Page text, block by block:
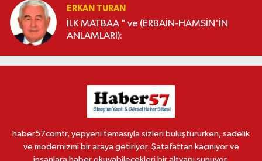
ERKAN TURAN
İLK MATBAA " ve (ERBAİN-HAMSİN'İN
ANLAMLARI):
haber57comtr, yepyeni temasıyla sizleri buluştururken, sadelik
ve modernizmi bir araya getiriyor. Şatafattan kaçınıyor ve